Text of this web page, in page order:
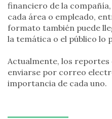
financiero de la
cada área o empleado,
formato también puede
la temática o el público lo
Actualmente, los reportes
enviarse por correo
importancia de cada uno.